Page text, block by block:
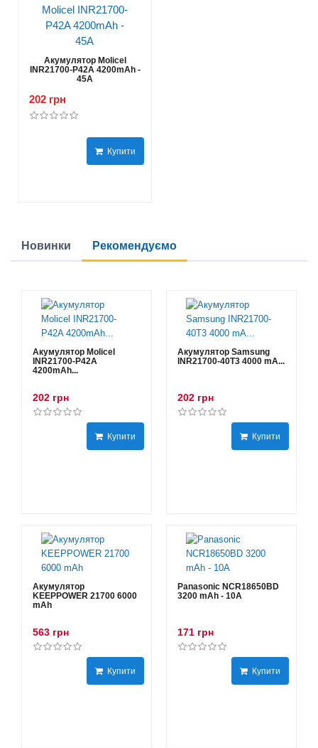
Акумулятор Molicel
INR21700-P42A 4200mAh -
45A
202 грн
Купити
Новинки Рекомендуємо
Акумулятор Molicel
INR21700-P42A
4200mAh...
202 грн
Купити
Акумулятор Samsung
INR21700-40T3 4000 mA...
202 грн
Купити
Акумулятор
KEEPPOWER 21700 6000
mAh
563 грн
Купити
Panasonic NCR18650BD
3200 mAh - 10А
171 грн
Купити